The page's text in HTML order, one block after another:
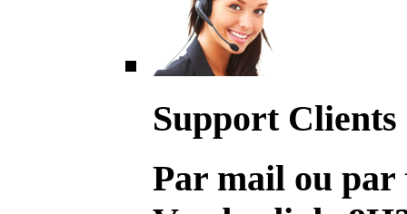
Support Clients
Par mail ou par